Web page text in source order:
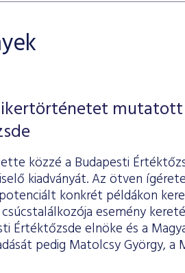
mutatott
közzé a Budapesti
kiadványát. Az ötven
konkrét példákon
csúcstalálkozója esemény
Értéktőzsde elnöke és a
pedig Matolcsy György,